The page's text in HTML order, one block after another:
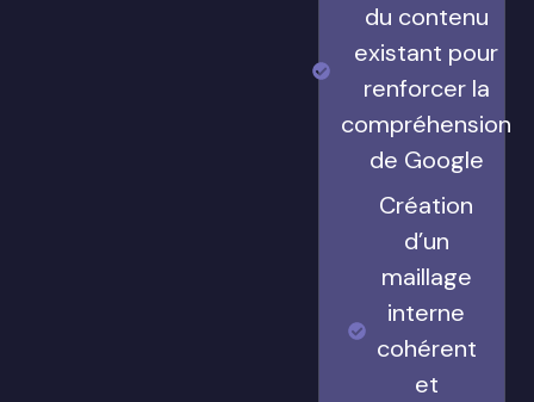
du contenu
existant pour
renforcer la
compréhension
de Google
Création
d’un
maillage
interne
cohérent
et